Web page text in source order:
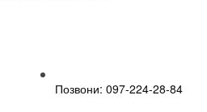
Позвони: 097-224-28-84